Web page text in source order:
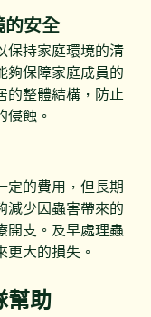
的安全
保持家庭環境的清
夠保障家庭成員的
的整體結構，防止
侵蝕。
定的費用，但長期
減少因蟲害帶來的
開支。及早處理蟲
更大的損失。
幫助